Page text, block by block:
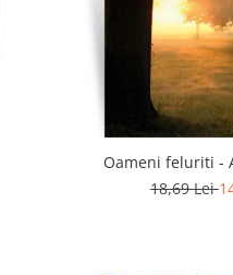
Oameni feluriti -
18,69 Lei